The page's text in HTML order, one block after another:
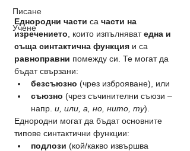
Писане
Учене
Еднородни части са части на
изречението , които изпълняват една и
съща синтактична функция и са
равноправни помежду си. Те могат да
бъдат свързани:
безсъюзно (чрез изброяване), или
съюзно (чрез съчинителни съюзи –
напр. и, или, а, но, нито, ту).
Еднородни могат да бъдат основните
типове синтактични функции:
подлози (кой/какво извършва